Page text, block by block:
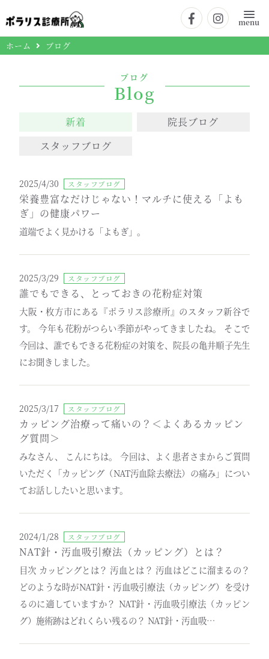
menu
ホーム ブログ
ブログ
Blog
新着
院長ブログ
スタッフブログ
2025/4/30 スタッフブログ
栄養豊富なだけじゃない！マルチに使える「よも
ぎ」の健康パワー
道端でよく見かける「よもぎ」。
2025/3/29 スタッフブログ
誰でもできる、とっておきの花粉症対策
大阪・枚方市にある『ポラリス診療所』のスタッフ新谷で
す。 今年も花粉がつらい季節がやってきましたね。 そこで
今回は、誰でもできる花粉症の対策を、院長の亀井順子先生
にお聞きしました。
2025/3/17 スタッフブログ
カッピング治療って痛いの？＜よくあるカッピン
グ質問＞
みなさん、 こんにちは。 今回は、よく患者さまからご質問
いただく「カッピング（NAT汚血除去療法）の痛み」につい
てお話ししたいと思います。
2024/1/28 スタッフブログ
NAT針・汚血吸引療法（カッピング）とは？
目次 カッピングとは？ 汚血とは？ 汚血はどこに溜まるの？
どのような時がNAT針・汚血吸引療法（カッピング）を受け
るのに適していますか？ NAT針・汚血吸引療法（カッピン
グ）施術跡はどれくらい残るの？ NAT針・汚血吸…